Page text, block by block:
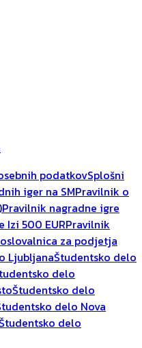
podatkovSplošni
iger na SMPravilnik o
Pravilnik nagradne igre
Izi 500 EURPravilnik
za podjetja
LjubljanaŠtudentsko delo
delo
Študentsko delo
delo Nova
delo